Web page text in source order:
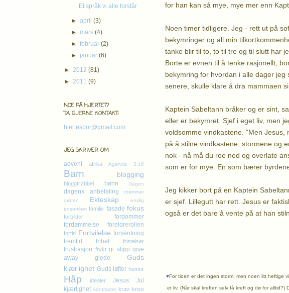
for han kan så mye, mye mer enn
Noen timer tidligere. Jeg - rett ut på
bekymringer og all min
tanke blir til to, to til tre og til slutt har
Borte er evnen til å tenke rasjonellt,
bekymring for hvordan i alle dager
senere, skulle klare å dra mammaen
Kaptein Sabeltann bråker og er sint,
eller er bekymret. Sjef i eget liv, men
voldsomme vindkastene. "Men
på å stilne vindkastene, stormene og
nok - nå må du roe ned og overlate
som er for mye. En som bærer
Jeg kikker bort på en Kaptein
er sjef. Lillegutt har rett. Jesus er
også er det bare å vente på at han
♥For tiden er det ingen storm, men noen litt heftige
et liv. (Når skal kreften selv få kreft og dø for
Et språk vi alle forstår
►april(3)
► mars(4)
►februar(2)
► januar(6)
► 2012 (81)
► 2011 (9)
NOE PÅ HJERTET?
TA GJERNE KONTAKT:
hjertespor@gmail.com
JEG SKRIVER OM
advent afrika Agenda 3:16
Barn blogging
bloggtrøbbel bønn Dagen
dagens anbefaling
drømmer
døden
Ekteskap
enslig
ensomhet familie fasade fokus
forbilder
fordommer
fordømmelse
foreldrerollen
fortid Fortvilelse forventning
fremtid
frihet fristelser
frustrasjon frykt gi slipp give
away
glede
Guds
kjærlighet Guds løfter humor
Håp idealer Jesus
Jul
kjærlighet kontraster krav krise